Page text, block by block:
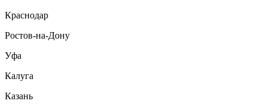
Краснодар
Ростов-на-Дону
Уфа
Калуга
Казань